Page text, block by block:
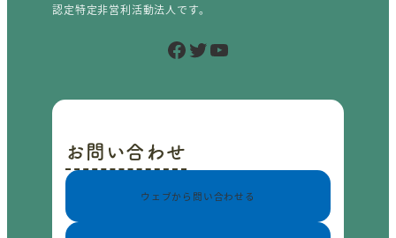
認定特定非営利活動法人です。
Facebook Twitter YouTube
お問い合わせ
ウェブから問い合わせる